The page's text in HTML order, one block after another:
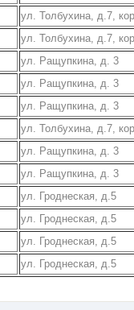
ул. Толбухина, д.7,
ул. Толбухина, д.7,
ул. Ращупкина, д. 3
ул. Ращупкина, д. 3
ул. Ращупкина, д. 3
ул. Толбухина, д.7,
ул. Ращупкина, д. 3
ул. Ращупкина, д. 3
ул. Гроднеская, д.5
ул. Гроднеская, д.5
ул. Гроднеская, д.5
ул. Гроднеская, д.5